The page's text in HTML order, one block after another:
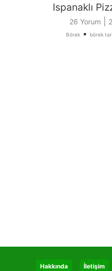
Ispanaklı
26 Yorum
Börek • börek
Hakkında İletişim